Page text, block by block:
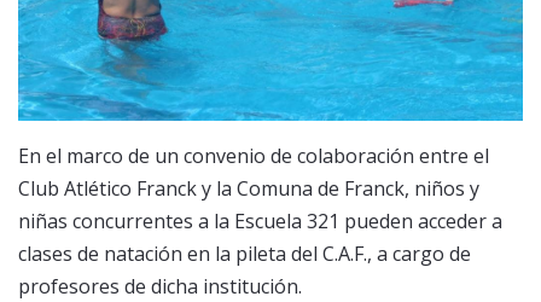
En el marco de un convenio de colaboración entre el
Club Atlético Franck y la Comuna de Franck, niños y
niñas concurrentes a la Escuela 321 pueden acceder a
clases de natación en la pileta del C.A.F., a cargo de
profesores de dicha institución.